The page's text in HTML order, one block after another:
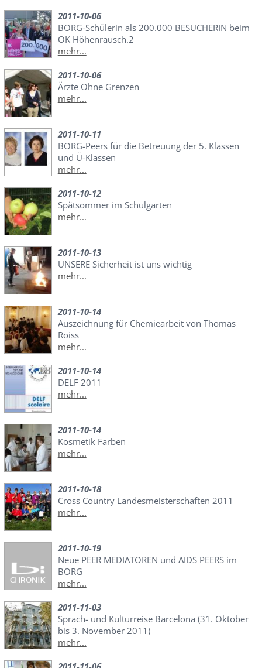
2011-10-06
BORG-Schülerin als 200.000 BESUCHERIN beim
OK Höhenrausch.2
mehr...
2011-10-06
Ärzte Ohne Grenzen
mehr...
2011-10-11
BORG-Peers für die Betreuung der 5. Klassen
und Ü-Klassen
mehr...
2011-10-12
Spätsommer im Schulgarten
mehr...
2011-10-13
UNSERE Sicherheit ist uns wichtig
mehr...
2011-10-14
Auszeichnung für Chemiearbeit von Thomas
Roiss
mehr...
2011-10-14
DELF 2011
mehr...
2011-10-14
Kosmetik Farben
mehr...
2011-10-18
Cross Country Landesmeisterschaften 2011
mehr...
2011-10-19
Neue PEER MEDIATOREN und AIDS PEERS im
BORG
mehr...
2011-11-03
Sprach- und Kulturreise Barcelona (31. Oktober
bis 3. November 2011)
mehr...